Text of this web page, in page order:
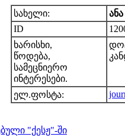
სახელი:
ID
ხარისხი,
წოდება,
სამეცნიერო
ინტერესები.
ელ.ფოსტა:
"ქესჟ"-ში